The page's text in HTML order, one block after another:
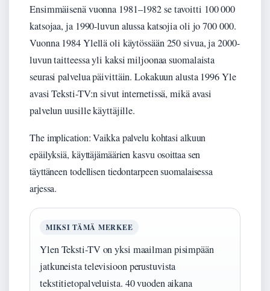
Ensimmäisenä vuonna 1981–1982 se tavoitti 100 000
katsojaa, ja 1990-luvun alussa katsojia oli jo 700 000.
Vuonna 1984 Ylellä oli käytössään 250 sivua, ja 2000-
luvun taitteessa yli kaksi miljoonaa suomalaista
seurasi palvelua päivittäin. Lokakuun alusta 1996 Yle
avasi Teksti-TV:n sivut internetissä, mikä avasi
palvelun uusille käyttäjille.
The implication: Vaikka palvelu kohtasi alkuun
epäilyksiä, käyttäjämäärien kasvu osoittaa sen
täyttäneen todellisen tiedontarpeen suomalaisessa
arjessa.
MIKSI TÄMÄ MERKEE
Ylen Teksti-TV on yksi maailman pisimpään
jatkuneista televisioon perustuvista
tekstitietopalveluista. 40 vuoden aikana